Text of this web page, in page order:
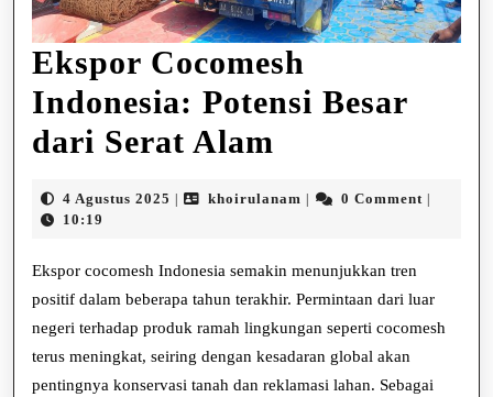
Ekspor Cocomesh
Indonesia: Potensi Besar
dari Serat Alam
Indonesia:
Potensi
Besar
dari
Serat
4 Agustus 2025 4| khoirulanam khoirulanam
| 0 Comment |
10:19
Ekspor cocomesh Indonesia semakin menunjukkan tren
positif dalam beberapa tahun terakhir. Permintaan dari luar
negeri terhadap produk ramah lingkungan seperti cocomesh
terus meningkat, seiring dengan kesadaran global akan
pentingnya konservasi tanah dan reklamasi lahan. Sebagai